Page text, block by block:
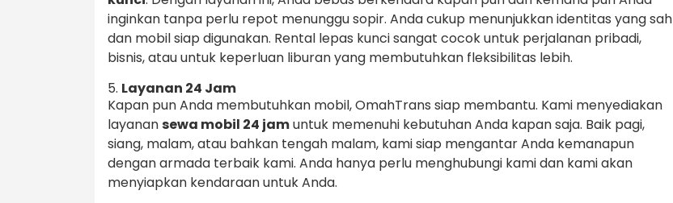
inginkan tanpa perlu repot menunggu sopir. Anda cukup menunjukkan identitas yang sah
dan mobil siap digunakan. Rental lepas kunci sangat cocok untuk perjalanan pribadi,
bisnis, atau untuk keperluan liburan yang membutuhkan fleksibilitas lebih.
5. Layanan 24 Jam
Kapan pun Anda membutuhkan mobil, OmahTrans siap membantu. Kami menyediakan
layanansewa mobil 24 jamuntuk memenuhi kebutuhan Anda kapan saja. Baik pagi,
siang, malam, atau bahkan tengah malam, kami siap mengantar Anda kemanapun
dengan armada terbaik kami. Anda hanya perlu menghubungi kami dan kami akan
menyiapkan kendaraan untuk Anda.